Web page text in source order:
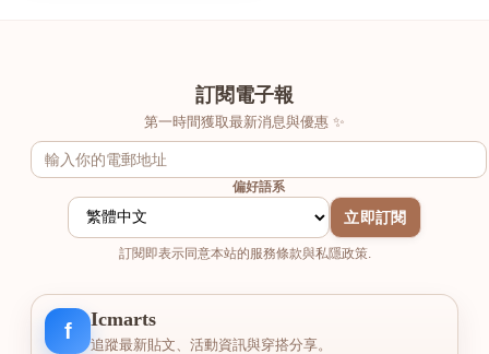
訂閱電子報
第一時間獲取最新消息與優惠 ✨
偏好語系
立即訂閱
訂閱即表示同意本站的服務條款與私隱政策.
f Icmarts
追蹤最新貼文、活動資訊與穿搭分享。